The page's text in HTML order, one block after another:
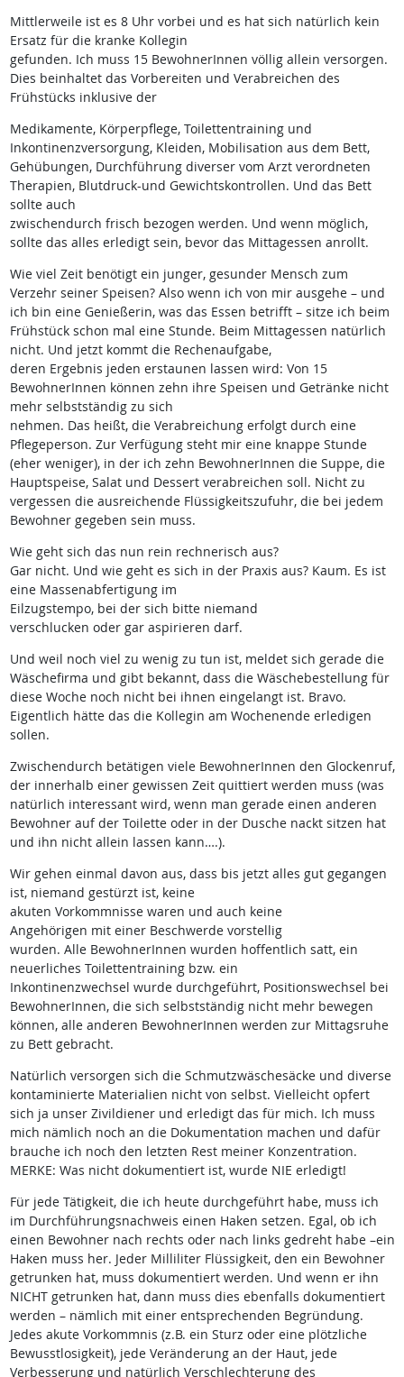
Mittlerweile ist es 8 Uhr vorbei und es hat sich natürlich kein
Ersatz für die kranke Kollegin
gefunden. Ich muss 15 BewohnerInnen völlig allein versorgen.
Dies beinhaltet das Vorbereiten und Verabreichen des
Frühstücks inklusive der
Medikamente, Körperpflege, Toilettentraining und
Inkontinenzversorgung, Kleiden, Mobilisation aus dem Bett,
Gehübungen, Durchführung diverser vom Arzt verordneten
Therapien, Blutdruck-und Gewichtskontrollen. Und das Bett
sollte auch
zwischendurch frisch bezogen werden. Und wenn möglich,
sollte das alles erledigt sein, bevor das Mittagessen anrollt.
Wie viel Zeit benötigt ein junger, gesunder Mensch zum
Verzehr seiner Speisen? Also wenn ich von mir ausgehe – und
ich bin eine Genießerin, was das Essen betrifft – sitze ich beim
Frühstück schon mal eine Stunde. Beim Mittagessen natürlich
nicht. Und jetzt kommt die Rechenaufgabe,
deren Ergebnis jeden erstaunen lassen wird: Von 15
BewohnerInnen können zehn ihre Speisen und Getränke nicht
mehr selbstständig zu sich
nehmen. Das heißt, die Verabreichung erfolgt durch eine
Pflegeperson. Zur Verfügung steht mir eine knappe Stunde
(eher weniger), in der ich zehn BewohnerInnen die Suppe, die
Hauptspeise, Salat und Dessert verabreichen soll. Nicht zu
vergessen die ausreichende Flüssigkeitszufuhr, die bei jedem
Bewohner gegeben sein muss.
Wie geht sich das nun rein rechnerisch aus?
Gar nicht. Und wie geht es sich in der Praxis aus? Kaum. Es ist
eine Massenabfertigung im
Eilzugstempo, bei der sich bitte niemand
verschlucken oder gar aspirieren darf.
Und weil noch viel zu wenig zu tun ist, meldet sich gerade die
Wäschefirma und gibt bekannt, dass die Wäschebestellung für
diese Woche noch nicht bei ihnen eingelangt ist. Bravo.
Eigentlich hätte das die Kollegin am Wochenende erledigen
sollen.
Zwischendurch betätigen viele BewohnerInnen den Glockenruf,
der innerhalb einer gewissen Zeit quittiert werden muss (was
natürlich interessant wird, wenn man gerade einen anderen
Bewohner auf der Toilette oder in der Dusche nackt sitzen hat
und ihn nicht allein lassen kann….).
Wir gehen einmal davon aus, dass bis jetzt alles gut gegangen
ist, niemand gestürzt ist, keine
akuten Vorkommnisse waren und auch keine
Angehörigen mit einer Beschwerde vorstellig
wurden. Alle BewohnerInnen wurden hoffentlich satt, ein
neuerliches Toilettentraining bzw. ein
Inkontinenzwechsel wurde durchgeführt, Positionswechsel bei
BewohnerInnen, die sich selbstständig nicht mehr bewegen
können, alle anderen BewohnerInnen werden zur Mittagsruhe
zu Bett gebracht.
Natürlich versorgen sich die Schmutzwäschesäcke und diverse
kontaminierte Materialien nicht von selbst. Vielleicht opfert
sich ja unser Zivildiener und erledigt das für mich. Ich muss
mich nämlich noch an die Dokumentation machen und dafür
brauche ich noch den letzten Rest meiner Konzentration.
MERKE: Was nicht dokumentiert ist, wurde NIE erledigt!
Für jede Tätigkeit, die ich heute durchgeführt habe, muss ich
im Durchführungsnachweis einen Haken setzen. Egal, ob ich
einen Bewohner nach rechts oder nach links gedreht habe –ein
Haken muss her. Jeder Milliliter Flüssigkeit, den ein Bewohner
getrunken hat, muss dokumentiert werden. Und wenn er ihn
NICHT getrunken hat, dann muss dies ebenfalls dokumentiert
werden – nämlich mit einer entsprechenden Begründung.
Jedes akute Vorkommnis (z.B. ein Sturz oder eine plötzliche
Bewusstlosigkeit), jede Veränderung an der Haut, jede
Verbesserung und natürlich Verschlechterung des